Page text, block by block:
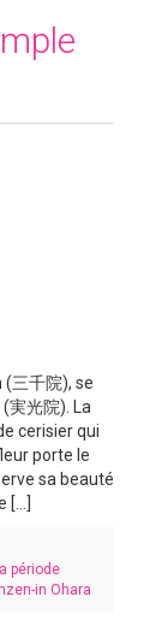
(三千院), se
実光院). La
cerisier qui
porte le
sa beauté
période
in Ohara